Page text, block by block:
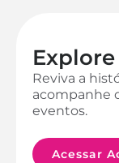
Reviva a
acompanhe
eventos.
Acessar